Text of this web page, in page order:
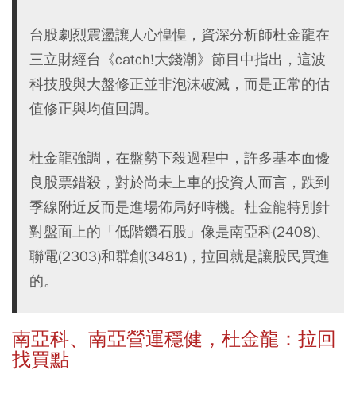
台股劇烈震盪讓人心惶惶，資深分析師杜金龍在
三立財經台《catch!大錢潮》節目中指出，這波
科技股與大盤修正並非泡沫破滅，而是正常的估
值修正與均值回調。
杜金龍強調，在盤勢下殺過程中，許多基本面優
良股票錯殺，對於尚未上車的投資人而言，跌到
季線附近反而是進場佈局好時機。杜金龍特別針
對盤面上的「低階鑽石股」像是南亞科(2408)、
聯電(2303)和群創(3481)，拉回就是讓股民買進
的。
南亞科、南亞營運穩健，杜金龍：拉回
找買點